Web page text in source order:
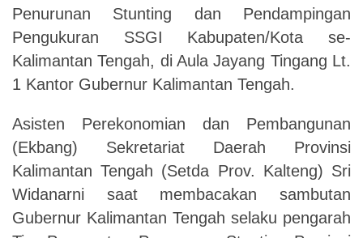
Penurunan Stunting dan Pendampingan
Pengukuran SSGI Kabupaten/Kota se-
Kalimantan Tengah, di Aula Jayang Tingang Lt.
1 Kantor Gubernur Kalimantan Tengah.
Asisten Perekonomian dan Pembangunan
(Ekbang) Sekretariat Daerah Provinsi
Kalimantan Tengah (Setda Prov. Kalteng) Sri
Widanarni saat membacakan sambutan
Gubernur Kalimantan Tengah selaku pengarah